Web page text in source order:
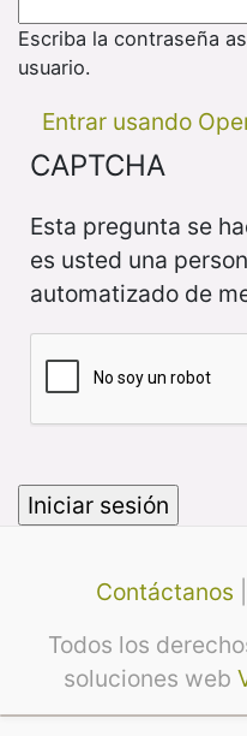
Escriba la contraseña
usuario.
Entrar usando
CAPTCHA
Esta pregunta se
es usted una
automatizado de
Contáctanos
Todos los
soluciones web